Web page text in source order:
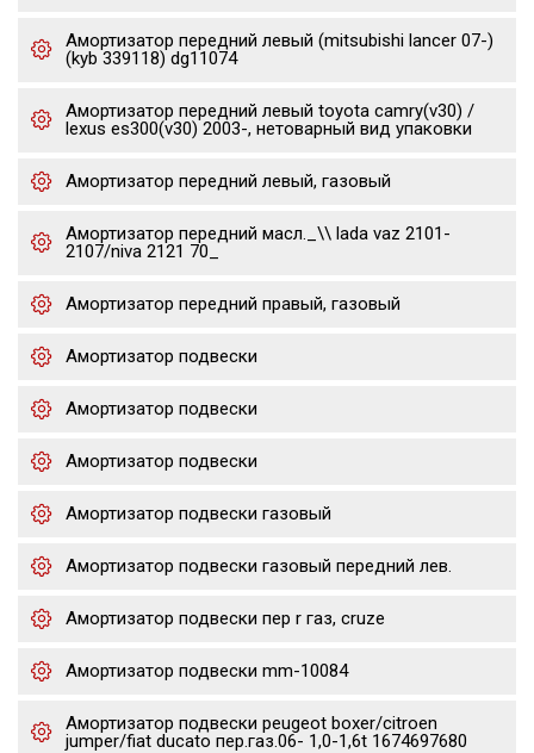
Амортизатор передний левый (mitsubishi lancer 07-)
(kyb 339118) dg11074
Амортизатор передний левый toyota camry(v30) /
lexus es300(v30) 2003-, нетоварный вид упаковки
Амортизатор передний левый, газовый
Амортизатор передний масл._\\ lada vaz 2101-
2107/niva 2121 70_
Амортизатор передний правый, газовый
Амортизатор подвески
Амортизатор подвески
Амортизатор подвески
Амортизатор подвески газовый
Амортизатор подвески газовый передний лев.
Амортизатор подвески пер r газ, cruze
Амортизатор подвески mm-10084
Амортизатор подвески peugeot boxer/citroen
jumper/fiat ducato пер.газ.06- 1,0-1,6t 1674697680